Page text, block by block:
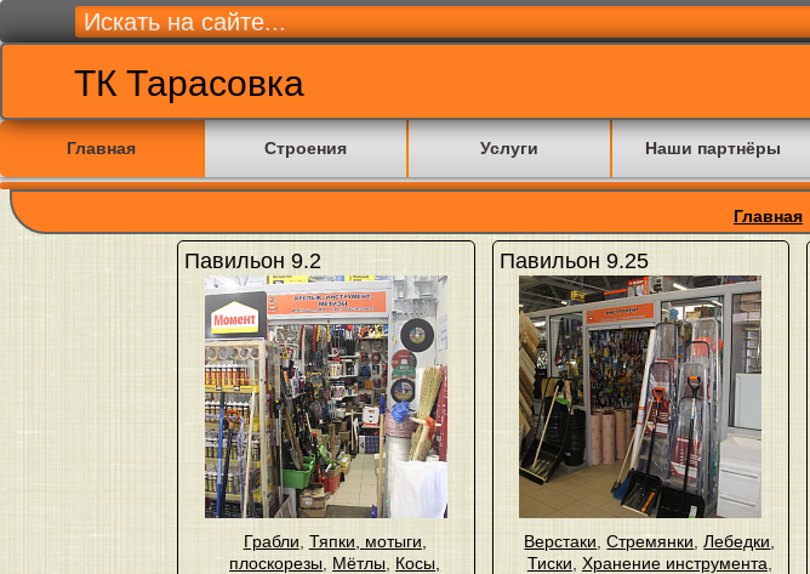
ТК Тарасовка
Главная Строения Услуги Наши партнёры
Главная
Павильон 9.2
Грабли Тяпки, мотыги,
плоскорезы Мётлы Косы,
Павильон 9.25
Верстаки ,Стремянки ,Лебедки
Тиски Хранение инструмента